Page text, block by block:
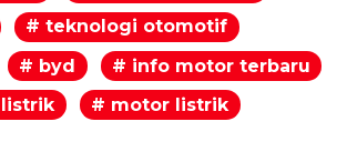
# teknologi otomotif
# byd
# info motor terbaru
listrik
# motor listrik